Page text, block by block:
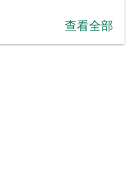
查看全部